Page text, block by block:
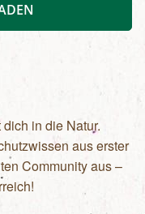
in die Natur.
aus erster
Community aus –